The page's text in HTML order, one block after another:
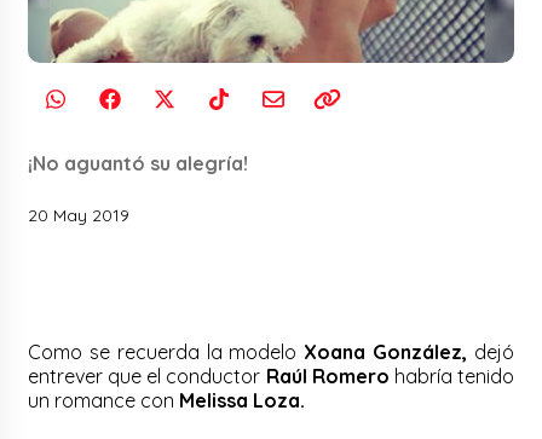
¡No aguantó su alegría!
20 May 2019
Como se recuerda la modelo Xoana González, dejó
entrever que el conductor Raúl Romero habría tenido
un romance con Melissa Loza.